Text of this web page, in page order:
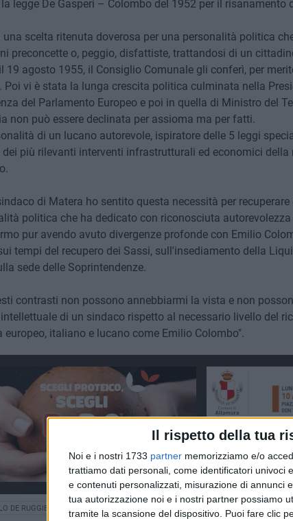
Il rispetto della tua
Noi e i nostri 1733 partner memorizziamo e/o
trattiamo dati personali, come identificatori univoci
e contenuti personalizzati, misurazione di annunci
tua autorizzazione noi e i nostri partner possiamo
tramite la scansione del dispositivo. Puoi fare clic
legge De Gasperi – Colombo del 1952 per il risanamento
una scelta ritenuta doverosa per una personalità politica
preconcette o, peggio, disfattiste, trattandosi di un
19 agosto 1955, il Consiglio Comunale gli conferì, per
Poi vi è stata la lunga crescita politica culminata nella
del Parlamento Europeo e poi in quella di Ministro del
non può essere declinata per assioma ma per fatti.
di un lucano autorevole, ispiratore delle 5 leggi
dei più rilevanti interventi infrastrutturali ed economici della
di Matera ho sentito questa necessità per
politica che ha dedicato con riconosciuta
pur avendo avuto divergenze profonde con Emilio
tempi del recupero dei Sassi, sull'insediamento della
sede delle Soprintendenze.
contrasti non possono annebbiarmi la vista e non
di un sindaco rispetto al necessario livello del
europeo, italiano e lucano come Emilio Colombo".
DE RUGGIERI